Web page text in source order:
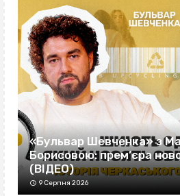
«Бульвар Шевченка» з
Борисовою: прем’єра
(ВІДЕО)
9 Серпня 2026